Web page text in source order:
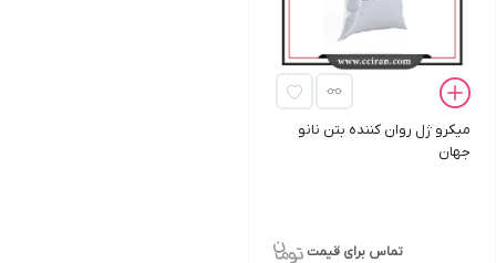
میکرو ژل روان کننده بتن نانو
جهان
تماس برای قیمت